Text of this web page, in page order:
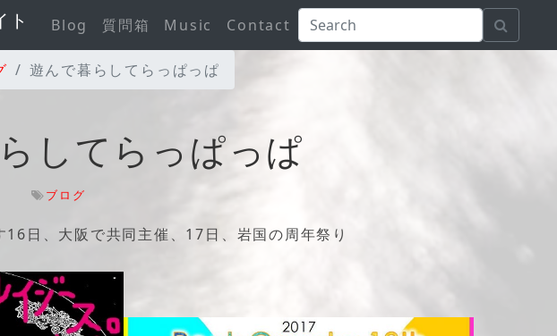
ト Blog 質問箱 Music Contact
遊んで暮らしてらっぱっぱ
してらっぱっぱ
ブログ
日、大阪で共同主催、17日、岩国の周年祭り